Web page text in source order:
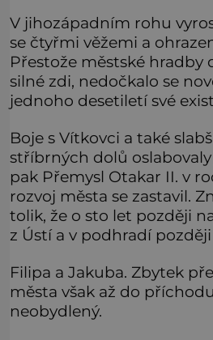
V jihozápadním rohu
se čtyřmi věžemi a
Přestože městské hradby
silné zdi, nedočkalo se
jednoho desetiletí své
Boje s Vítkovci a také
stříbrných dolů
pak Přemysl Otakar II. v
rozvoj města se zastavil.
tolik, že o sto let později
z Ústí a v podhradí později
Filipa a Jakuba. Zbytek
města však až do
neobydlený.